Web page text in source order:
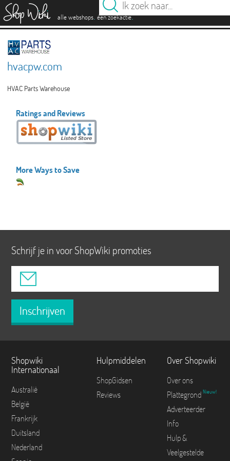
alle webshops. één zoekactie.
hvacpw.com
HVAC Parts Warehouse
Ratings and Reviews
More Ways to Save
Schrijf je in voor ShopWiki promoties
Inschrijven
Shopwiki
Internationaal
Australië
België
Frankrijk
Duitsland
Nederland
Hulpmiddelen
ShopGidsen
Reviews
Over Shopwiki
Over ons
Plattegrond Nieuw!
Adverteerder
Info
Hulp &
Veelgestelde